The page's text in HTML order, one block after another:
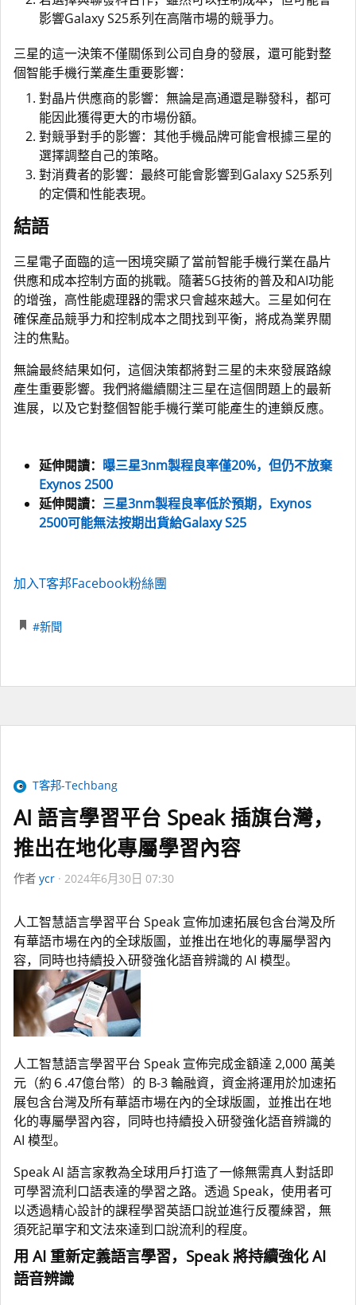
影響Galaxy S25系列在高階市場的競爭力。
三星的這一決策不僅關係到公司自身的發展，還可能對整
個智能手機行業產生重要影響：
對晶片供應商的影響：無論是高通還是聯發科，都可
能因此獲得更大的市場份額。
對競爭對手的影響：其他手機品牌可能會根據三星的
選擇調整自己的策略。
對消費者的影響：最終可能會影響到Galaxy S25系列
的定價和性能表現。
結語
三星電子面臨的這一困境突顯了當前智能手機行業在晶片
供應和成本控制方面的挑戰。隨著5G技術的普及和AI功能
的增強，高性能處理器的需求只會越來越大。三星如何在
確保產品競爭力和控制成本之間找到平衡，將成為業界關
注的焦點。
無論最終結果如何，這個決策都將對三星的未來發展路線
產生重要影響。我們將繼續關注三星在這個問題上的最新
進展，以及它對整個智能手機行業可能產生的連鎖反應。
延伸閱讀： 曝三星3nm製程良率僅20%，但仍不放棄
Exynos 2500
延伸閱讀： 三星3nm製程良率低於預期，Exynos
2500可能無法按期出貨給Galaxy S25
加入T客邦Facebook粉絲團
#新聞
T客邦-Techbang
AI 語言學習平台 Speak 插旗台灣，
推出在地化專屬學習內容
作者 ycr 2024年6月30日 07:30
人工智慧語言學習平台 Speak 宣佈加速拓展包含台灣及所
有華語市場在內的全球版圖，並推出在地化的專屬學習內
容，同時也持續投入研發強化語音辨識的 AI 模型。
人工智慧語言學習平台 Speak 宣佈完成金額達 2,000 萬美
元（約６.47億台幣）的 B-3 輪融資，資金將運用於加速拓
展包含台灣及所有華語市場在內的全球版圖，並推出在地
化的專屬學習內容，同時也持續投入研發強化語音辨識的
AI 模型。
Speak AI 語言家教為全球用戶打造了一條無需真人對話即
可學習流利口語表達的學習之路。透過 Speak，使用者可
以透過精心設計的課程學習英語口說並進行反覆練習，無
須死記單字和文法來達到口說流利的程度。
用 AI 重新定義語言學習，Speak 將持續強化 AI
語音辨識